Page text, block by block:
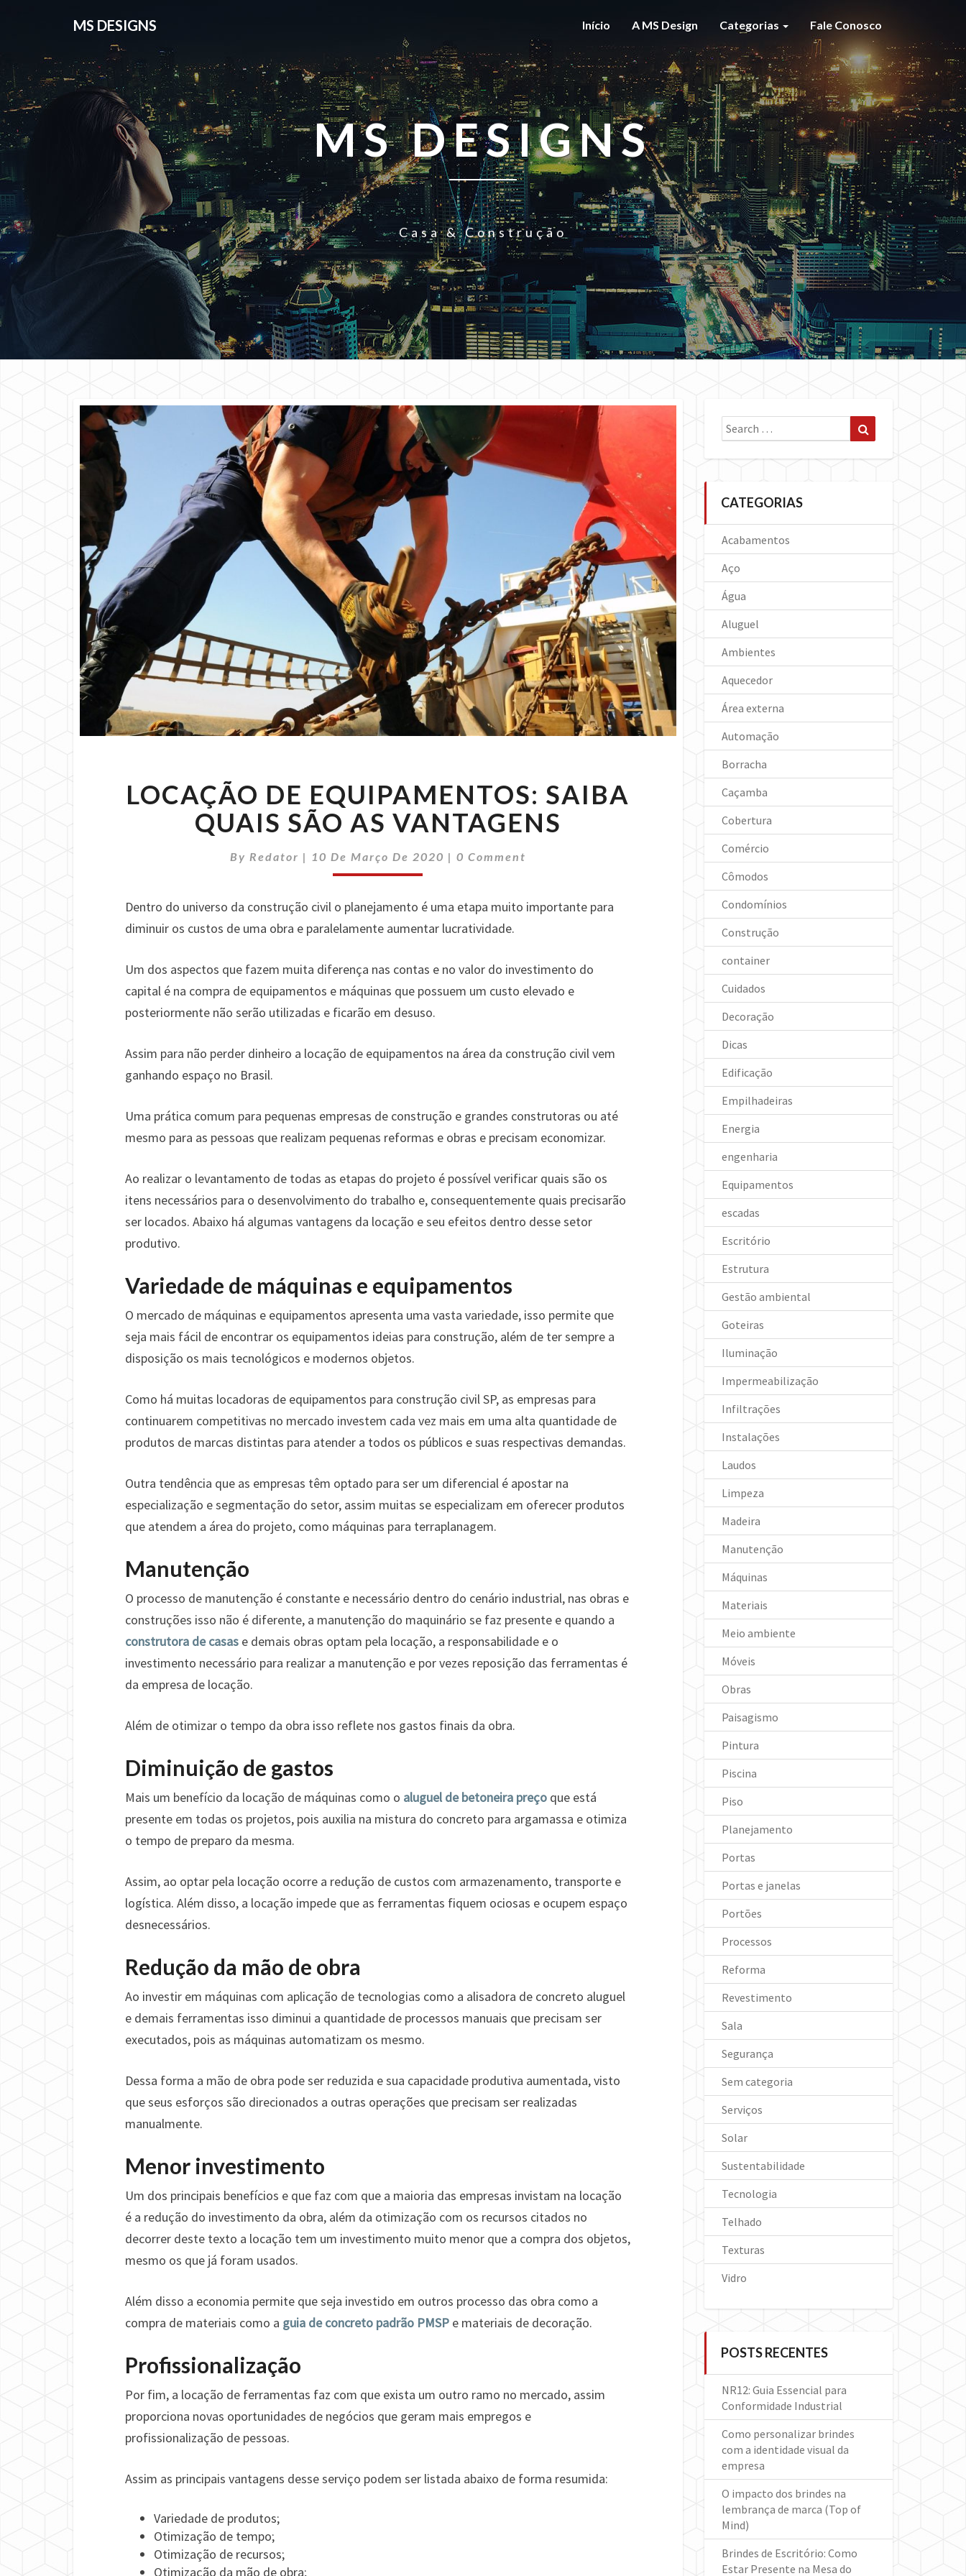
MS DESIGNS Início A MS Design Categorias Fale Conosco
MS DESIGNS
Casa & Construção
DE
EQUIPAMENTOS:
SAIBA
SÃO
VANTAGENS
LOCAÇÃO DE EQUIPAMENTOS: SAIBA
QUAIS SÃO AS VANTAGENS
By Redator | 10 De Março De 2020 | Comments
0 Comment
Dentro do universo da construção civil o planejamento é uma etapa muito importante para
diminuir os custos de uma obra e paralelamente aumentar lucratividade.
Um dos aspectos que fazem muita diferença nas contas e no valor do investimento do
capital é na compra de equipamentos e máquinas que possuem um custo elevado e
posteriormente não serão utilizadas e ficarão em desuso.
Assim para não perder dinheiro a locação de equipamentos na área da construção civil vem
ganhando espaço no Brasil.
Uma prática comum para pequenas empresas de construção e grandes construtoras ou até
mesmo para as pessoas que realizam pequenas reformas e obras e precisam economizar.
Ao realizar o levantamento de todas as etapas do projeto é possível verificar quais são os
itens necessários para o desenvolvimento do trabalho e, consequentemente quais precisarão
ser locados. Abaixo há algumas vantagens da locação e seu efeitos dentro desse setor
produtivo.
Variedade de máquinas e equipamentos
O mercado de máquinas e equipamentos apresenta uma vasta variedade, isso permite que
seja mais fácil de encontrar os equipamentos ideias para construção, além de ter sempre a
disposição os mais tecnológicos e modernos objetos.
Como há muitas locadoras de equipamentos para construção civil SP, as empresas para
continuarem competitivas no mercado investem cada vez mais em uma alta quantidade de
produtos de marcas distintas para atender a todos os públicos e suas respectivas demandas.
Outra tendência que as empresas têm optado para ser um diferencial é apostar na
especialização e segmentação do setor, assim muitas se especializam em oferecer produtos
que atendem a área do projeto, como máquinas para terraplanagem.
Manutenção
O processo de manutenção é constante e necessário dentro do cenário industrial, nas obras e
construções isso não é diferente, a manutenção do maquinário se faz presente e quando a
construtora de casas e demais obras optam pela locação, a responsabilidade e o
investimento necessário para realizar a manutenção e por vezes reposição das ferramentas é
da empresa de locação.
Além de otimizar o tempo da obra isso reflete nos gastos finais da obra.
Diminuição de gastos
Mais um benefício da locação de máquinas como o aluguel de betoneira preço que está
presente em todas os projetos, pois auxilia na mistura do concreto para argamassa e otimiza
o tempo de preparo da mesma.
Assim, ao optar pela locação ocorre a redução de custos com armazenamento, transporte e
logística. Além disso, a locação impede que as ferramentas fiquem ociosas e ocupem espaço
desnecessários.
Redução da mão de obra
Ao investir em máquinas com aplicação de tecnologias como a alisadora de concreto aluguel
e demais ferramentas isso diminui a quantidade de processos manuais que precisam ser
executados, pois as máquinas automatizam os mesmo.
Dessa forma a mão de obra pode ser reduzida e sua capacidade produtiva aumentada, visto
que seus esforços são direcionados a outras operações que precisam ser realizadas
manualmente.
Menor investimento
Um dos principais benefícios e que faz com que a maioria das empresas invistam na locação
é a redução do investimento da obra, além da otimização com os recursos citados no
decorrer deste texto a locação tem um investimento muito menor que a compra dos objetos,
mesmo os que já foram usados.
Além disso a economia permite que seja investido em outros processo das obra como a
compra de materiais como a guia de concreto padrão PMSP e materiais de decoração.
Profissionalização
Por fim, a locação de ferramentas faz com que exista um outro ramo no mercado, assim
proporciona novas oportunidades de negócios que geram mais empregos e
profissionalização de pessoas.
Assim as principais vantagens desse serviço podem ser listada abaixo de forma resumida:
Variedade de produtos;
Otimização de tempo;
Otimização de recursos;
Otimização da mão de obra;
Search
for:
CATEGORIAS
Acabamentos
Aço
Água
Aluguel
Ambientes
Aquecedor
Área externa
Automação
Borracha
Caçamba
Cobertura
Comércio
Cômodos
Condomínios
Construção
container
Cuidados
Decoração
Dicas
Edificação
Empilhadeiras
Energia
engenharia
Equipamentos
escadas
Escritório
Estrutura
Gestão ambiental
Goteiras
Iluminação
Impermeabilização
Infiltrações
Instalações
Laudos
Limpeza
Madeira
Manutenção
Máquinas
Materiais
Meio ambiente
Móveis
Obras
Paisagismo
Pintura
Piscina
Piso
Planejamento
Portas
Portas e janelas
Portões
Processos
Reforma
Revestimento
Sala
Segurança
Sem categoria
Serviços
Solar
Sustentabilidade
Tecnologia
Telhado
Texturas
Vidro
POSTS RECENTES
NR12: Guia Essencial para
Conformidade Industrial
Como personalizar brindes
com a identidade visual da
empresa
O impacto dos brindes na
lembrança de marca (Top of
Mind)
Brindes de Escritório: Como
Estar Presente na Mesa do